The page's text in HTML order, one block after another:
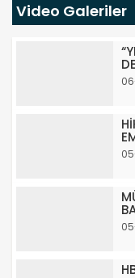
Video Galeriler